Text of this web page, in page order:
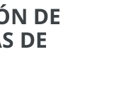
DE
DE